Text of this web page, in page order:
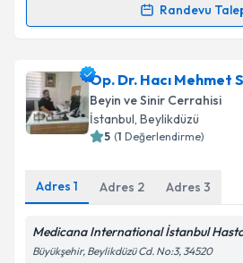
Kişisel verilerimin
Metni'ni okudum ve kişisel
Takvim Talebini
Randevu
Randevu Takvimi Talebi
Op. Dr. Ümit Zeydoğluiçin
oluşturun. Size bu uzmandan
takvim hazırlandığında e-posta
Kişisel verilerimin
Metni'ni okudum ve kişisel
Op. Dr. Hacı Mehmet
Beyin ve Sinir Cerrahisi
İstanbul, Beylikdüzü
5 (1 Değerlendirme)
Adres 1 Adres 2 Adres 3
Medicana International İstanbul
Büyükşehir, Beylikdüzü Cd. No:3, 34520